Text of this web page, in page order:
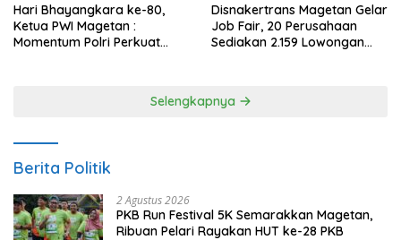
Hari Bhayangkara ke-80,
Ketua PWI Magetan :
Momentum Polri Perkuat
Disnakertrans Magetan Gelar
Job Fair, 20 Perusahaan
Sediakan 2.159 Lowongan
Selengkapnya
Berita Politik
2 Agustus 2026
PKB Run Festival 5K Semarakkan Magetan,
Ribuan Pelari Rayakan HUT ke-28 PKB